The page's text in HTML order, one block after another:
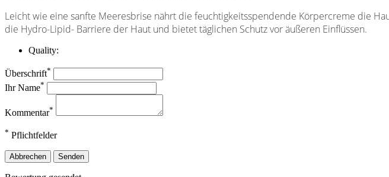
Leicht wie eine sanfte Meeresbrise nährt die feuchtigkeitsspendende Körpercreme die
die Hydro-Lipid- Barriere der Haut und bietet täglichen Schutz vor äußeren Einflüssen.
Quality:
Überschrift*
Ihr Name*
Kommentar*
* Pflichtfelder
Abbrechen Senden